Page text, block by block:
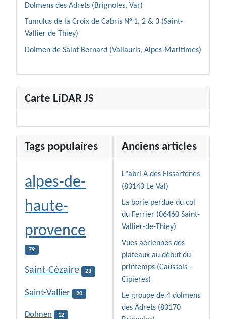
Dolmens des Adrets (Brignoles, Var)
Tumulus de la Croix de Cabris N° 1, 2 & 3 (Saint-
Vallier de Thiey)
Dolmen de Saint Bernard (Vallauris, Alpes-Maritimes)
Carte LiDAR JS
Tags populaires
alpes-de-
haute-
provence
79
Saint-Cézaire 23
Saint-Vallier 20
Dolmen 12
Anciens articles
L"abri A des Eissartènes
(83143 Le Val)
La borie perdue du col
du Ferrier (06460 Saint-
Vallier-de-Thiey)
Vues aériennes des
plateaux au début du
printemps (Caussols –
Cipières)
Le groupe de 4 dolmens
des Adrets (83170